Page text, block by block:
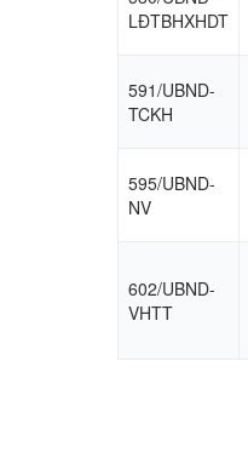
LĐTBHXHDT
591/UBND-
TCKH
595/UBND-
NV
602/UBND-
VHTT